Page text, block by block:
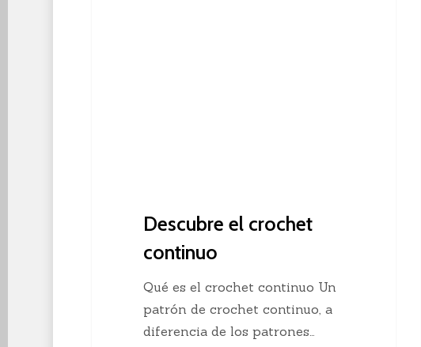
Descubre el crochet
continuo
Qué es el crochet continuo Un
patrón de crochet continuo, a
diferencia de los patrones…